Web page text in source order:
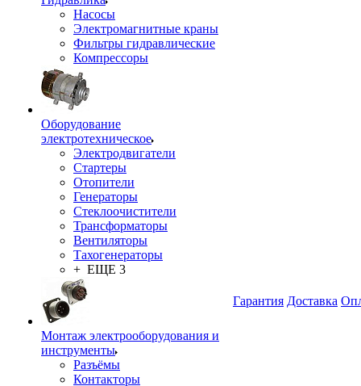
Насосы
Электромагнитные краны
Фильтры гидравлические
Компрессоры
Оборудование
электротехническое
Электродвигатели
Стартеры
Отопители
Генераторы
Стеклоочистители
Трансформаторы
Вентиляторы
Тахогенераторы
+ ЕЩЕ 3
Монтаж электрооборудования и
инструменты
Разъёмы
Контакторы
Гарантия Доставка